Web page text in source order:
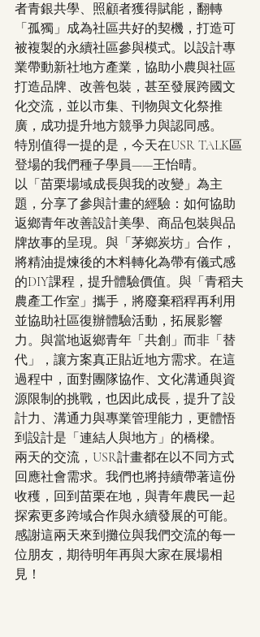
者青銀共學、照顧者獲得賦能，翻轉
「孤獨」成為社區共好的契機，打造可
被複製的永續社區參與模式。以設計專
業帶動新社地方產業，協助小農與社區
打造品牌、改善包裝，甚至發展跨國文
化交流，並以市集、刊物與文化祭推
廣，成功提升地方競爭力與認同感。
特別值得一提的是，今天在USR TALK區
登場的我們種子學員——王怡晴。
以「苗栗場域成長與我的改變」為主
題，分享了參與計畫的經驗：如何協助
返鄉青年改善設計美學、商品包裝與品
牌故事的呈現。與「茅鄉炭坊」合作，
將精油提煉後的木料轉化為帶有儀式感
的DIY課程，提升體驗價值。與「青稻夫
農產工作室」攜手，將廢棄稻稈再利用
並協助社區復辦體驗活動，拓展影響
力。與當地返鄉青年「共創」而非「替
代」，讓方案真正貼近地方需求。在這
過程中，面對團隊協作、文化溝通與資
源限制的挑戰，也因此成長，提升了設
計力、溝通力與專業管理能力，更體悟
到設計是「連結人與地方」的橋樑。
兩天的交流，USR計畫都在以不同方式
回應社會需求。我們也將持續帶著這份
收穫，回到苗栗在地，與青年農民一起
探索更多跨域合作與永續發展的可能。
感謝這兩天來到攤位與我們交流的每一
位朋友，期待明年再與大家在展場相
見！